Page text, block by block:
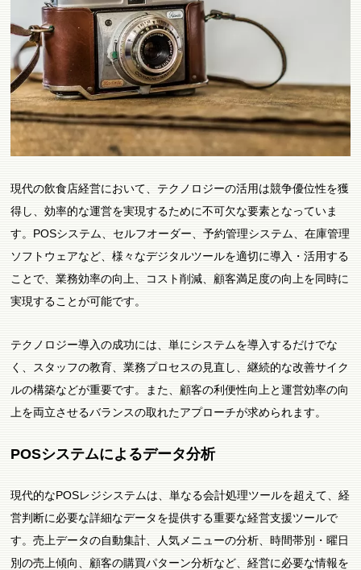
現代の飲食店経営において、テクノロジーの活用は競争優位性を獲
得し、効率的な運営を実現するために不可欠な要素となっていま
す。POSシステム、セルフオーダー、予約管理システム、在庫管理
ソフトウェアなど、様々なデジタルツールを適切に導入・活用する
ことで、業務効率の向上、コスト削減、顧客満足度の向上を同時に
実現することが可能です。
テクノロジー導入の成功には、単にシステムを導入するだけでな
く、スタッフの教育、業務プロセスの見直し、継続的な改善サイク
ルの構築などが重要です。また、顧客の利便性向上と運営効率の向
上を両立させるバランスの取れたアプローチが求められます。
POSシステムによるデータ分析
現代的なPOSレジシステムは、単なる会計処理ツールを超えて、経
営判断に必要な詳細なデータを提供する重要な経営支援ツールで
す。売上データの自動集計、人気メニューの分析、時間帯別・曜日
別の売上傾向、顧客の購買パターン分析など、経営に必要な情報を